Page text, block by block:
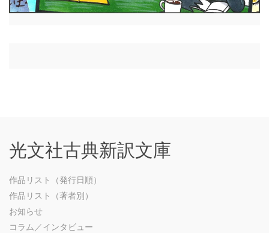
光文社古典新訳文庫
作品リスト（発行日順）
作品リスト（著者別）
お知らせ
コラム／インタビュー